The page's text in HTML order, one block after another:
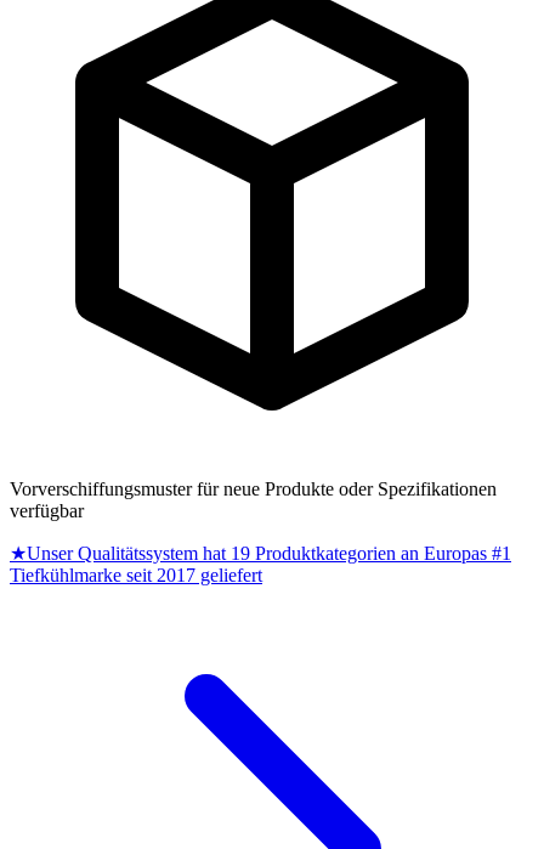
Vorverschiffungsmuster für neue Produkte oder Spezifikationen
verfügbar
★Unser Qualitätssystem hat 19 Produktkategorien an Europas #1
Tiefkühlmarke seit 2017 geliefert